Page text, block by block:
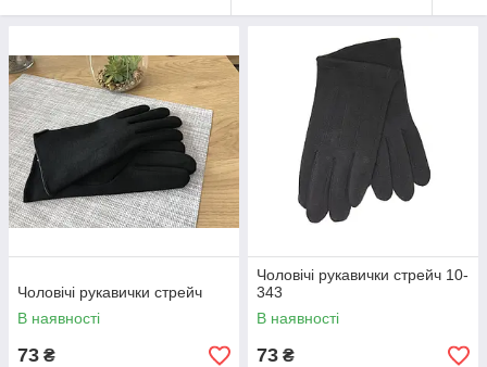
Чоловічі рукавички стрейч
В наявності
73 ₴
Чоловічі рукавички стрейч 10-
343
В наявності
73 ₴